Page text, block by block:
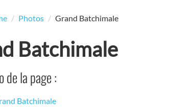
Photos Grand Batchimale
Batchimale
de la page :
Batchimale